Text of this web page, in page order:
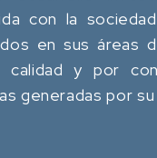
con la
en sus áreas
calidad y por
generadas por